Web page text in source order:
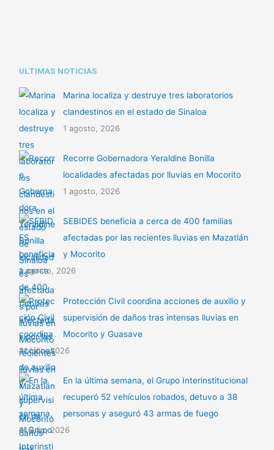
ULTIMAS NOTICIAS
Marina localiza y destruye tres laboratorios
clandestinos en el estado de Sinaloa
1 agosto, 2026
Recorre Gobernadora Yeraldine Bonilla
localidades afectadas por lluvias en Mocorito
1 agosto, 2026
SEBIDES beneficia a cerca de 400 familias
afectadas por las recientes lluvias en Mazatlán
y Mocorito
1 agosto, 2026
Protección Civil coordina acciones de auxilio y
supervisión de daños tras intensas lluvias en
Mocorito y Guasave
31 julio, 2026
En la última semana, el Grupo Interinstitucional
recuperó 52 vehículos robados, detuvo a 38
personas y aseguró 43 armas de fuego
31 julio, 2026